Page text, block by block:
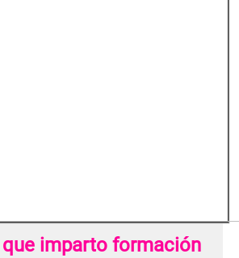
que imparto formación